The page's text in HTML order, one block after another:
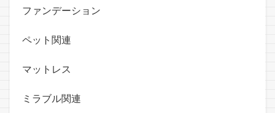
ファンデーション
ペット関連
マットレス
ミラブル関連